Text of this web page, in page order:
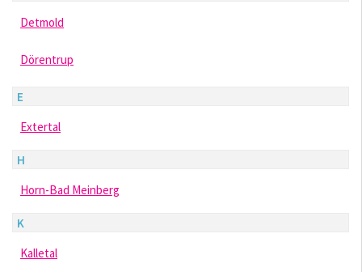
Detmold
Dörentrup
E
Extertal
H
Horn-Bad Meinberg
K
Kalletal